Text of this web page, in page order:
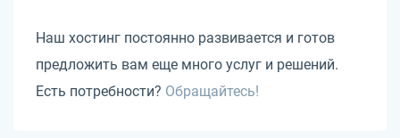
Наш хостинг постоянно развивается и готов
предложить вам еще много услуг и решений.
Есть потребности? Обращайтесь!